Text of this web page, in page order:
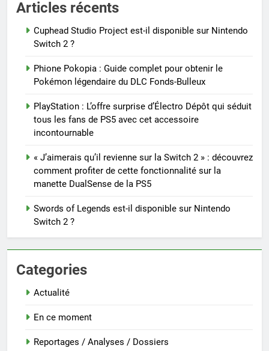
Articles récents
Cuphead Studio Project est-il disponible sur Nintendo
Switch 2 ?
Phione Pokopia : Guide complet pour obtenir le
Pokémon légendaire du DLC Fonds-Bulleux
PlayStation : L’offre surprise d’Électro Dépôt qui séduit
tous les fans de PS5 avec cet accessoire
incontournable
« J’aimerais qu’il revienne sur la Switch 2 » : découvrez
comment profiter de cette fonctionnalité sur la
manette DualSense de la PS5
Swords of Legends est-il disponible sur Nintendo
Switch 2 ?
Categories
Actualité
En ce moment
Reportages / Analyses / Dossiers